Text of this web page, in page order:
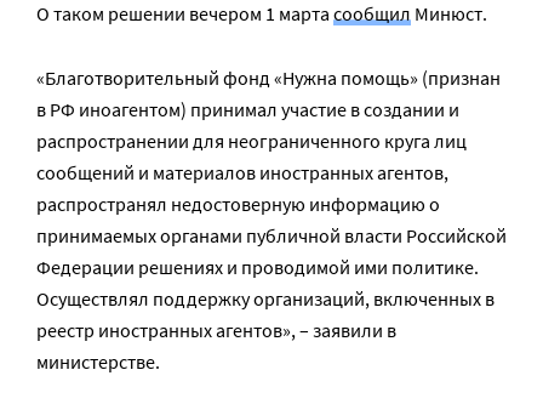
О таком решении вечером 1 марта сообщил Минюст.
«Благотворительный фонд «Нужна помощь» (признан
в РФ иноагентом) принимал участие в создании и
распространении для неограниченного круга лиц
сообщений и материалов иностранных агентов,
распространял недостоверную информацию о
принимаемых органами публичной власти Российской
Федерации решениях и проводимой ими политике.
Осуществлял поддержку организаций, включенных в
реестр иностранных агентов», – заявили в
министерстве.